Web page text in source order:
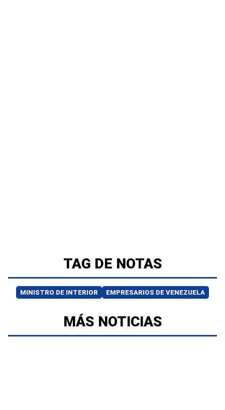
TAG DE NOTAS
MINISTRO DE INTERIOR EMPRESARIOS DE VENEZUELA
MÁS NOTICIAS